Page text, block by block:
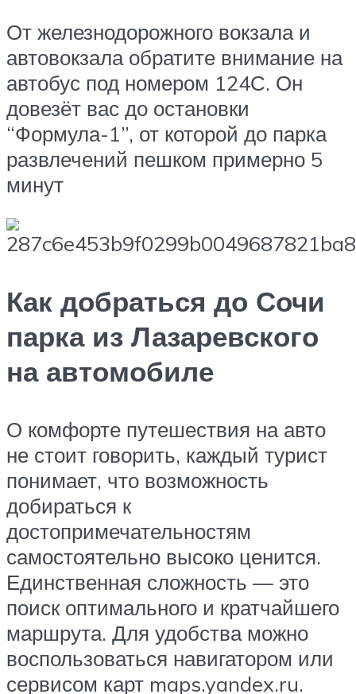
От железнодорожного вокзала и
автовокзала обратите внимание на
автобус под номером 124С. Он
довезёт вас до остановки
“Формула-1”, от которой до парка
развлечений пешком примерно 5
минут
Как добраться до Сочи
парка из Лазаревского
на автомобиле
О комфорте путешествия на авто
не стоит говорить, каждый турист
понимает, что возможность
добираться к
достопримечательностям
самостоятельно высоко ценится.
Единственная сложность — это
поиск оптимального и кратчайшего
маршрута. Для удобства можно
воспользоваться навигатором или
сервисом карт maps.yandex.ru.